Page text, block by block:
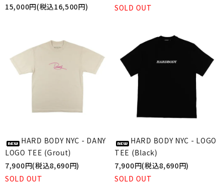
15,000円(税込16,500円)
SOLD OUT
HARD BODY NYC - DANY
LOGO TEE (Grout)
7,900円(税込8,690円)
SOLD OUT
HARD BODY NYC - LOGO
TEE (Black)
7,900円(税込8,690円)
SOLD OUT